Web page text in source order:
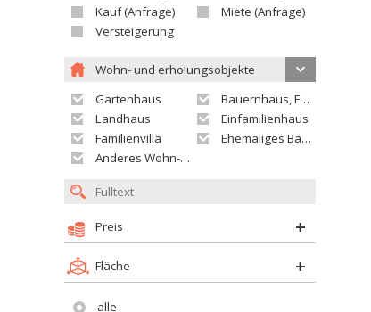
Kauf (Anfrage)
Miete (Anfrage)
Versteigerung
Wohn- und erholungsobjekte
Gartenhaus
Bauernhaus, Ferienhaus
Landhaus
Einfamilienhaus
Familienvilla
Ehemaliges Bauerngut
Anderes Wohn- oder Ferienobjekt
Preis
Fläche
alle